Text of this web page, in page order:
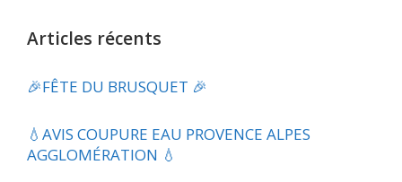
Articles récents
🎉FÊTE DU BRUSQUET 🎉
💧​AVIS COUPURE EAU PROVENCE ALPES
AGGLOMÉRATION 💧